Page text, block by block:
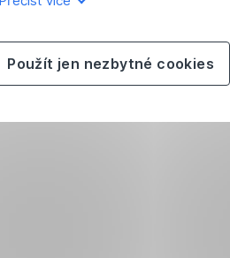
Použít jen nezbytné cookies